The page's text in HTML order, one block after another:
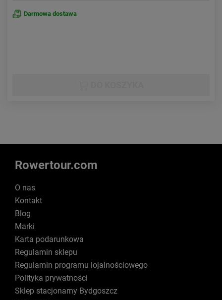
Darmowa dostawa
Rowertour.com
O nas
Kontakt
Blog
Marki
Karta podarunkowa
Regulamin sklepu
Regulamin programu lojalnościowego
Polityka prywatności
Sklep stacjonarny Bydgoszcz